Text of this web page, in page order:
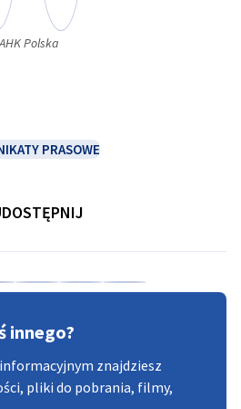
Opis obrazu niedostępny
Polska
PRASOWE
na %platformie%
na %platformie%
Udostępnianie na %platformie%
Udostępnianie naKopiuj adres URL
innego?
znajdziesz
pliki do pobrania, filmy,